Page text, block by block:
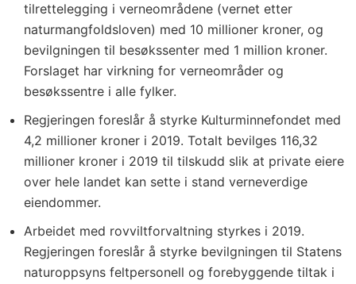
tilrettelegging i verneområdene (vernet etter
naturmangfoldsloven) med 10 millioner kroner, og
bevilgningen til besøkssenter med 1 million kroner.
Forslaget har virkning for verneområder og
besøkssentre i alle fylker.
Regjeringen foreslår å styrke Kulturminnefondet med
4,2 millioner kroner i 2019. Totalt bevilges 116,32
millioner kroner i 2019 til tilskudd slik at private eiere
over hele landet kan sette i stand verneverdige
eiendommer.
Arbeidet med rovviltforvaltning styrkes i 2019.
Regjeringen foreslår å styrke bevilgningen til Statens
naturoppsyns feltpersonell og forebyggende tiltak i